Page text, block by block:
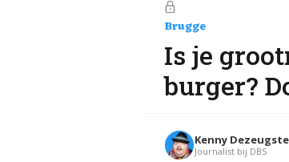
Brugge
Is je
burger?
Kenny
Journalist bij DBS